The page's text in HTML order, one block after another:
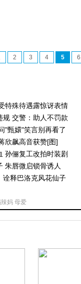
2 3 4 5 6
特殊待遇露惊讶表情
规 交警：助人不罚款
"甄嬛"笑言别再看了
欣飙高音获赞[图]
孙俪复工改拍时装剧
朱唇微启锁骨诱人
诠释巴洛克风花仙子
妈 母爱